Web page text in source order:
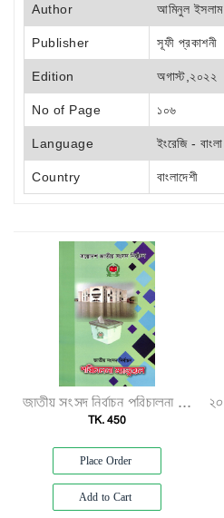
Author আমিনুল ইসলাম
Publisher সূফী প্রকাশনী
Edition অগাস্ট,২০২২
No of Page ১০৬
Language ইংরেজি - বাংলা
Country বাংলাদেশী
জাতীয় সংসদ নির্বাচন পরিচালনা ম্যানুয়েল"
TK. 450
Place Order
Add to Cart